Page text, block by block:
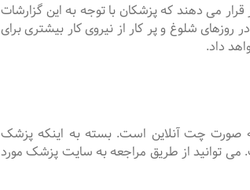
می دهند که پزشکان با توجه به این گزارشات
شلوغ و پر کار از نیروی کار بیشتری برای
داد.
صورت چت آنلاین است. بسته به اینکه پزشک
توانید از طریق مراجعه به سایت پزشک مورد